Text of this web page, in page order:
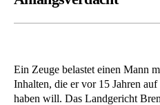
Ein Zeuge belastet einen Mann
Inhalten, die er vor 15 Jahren
haben will. Das Landgericht